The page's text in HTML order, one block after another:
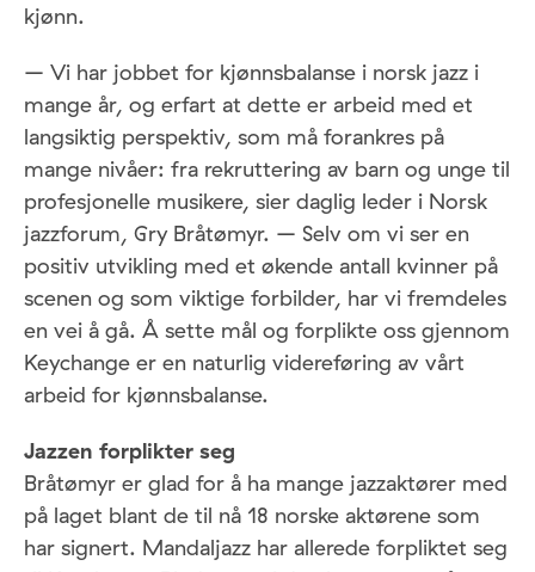
kjønn.
– Vi har jobbet for kjønnsbalanse i norsk jazz i
mange år, og erfart at dette er arbeid med et
langsiktig perspektiv, som må forankres på
mange nivåer: fra rekruttering av barn og unge til
profesjonelle musikere, sier daglig leder i Norsk
jazzforum, Gry Bråtømyr. – Selv om vi ser en
positiv utvikling med et økende antall kvinner på
scenen og som viktige forbilder, har vi fremdeles
en vei å gå. Å sette mål og forplikte oss gjennom
Keychange er en naturlig videreføring av vårt
arbeid for kjønnsbalanse.
Jazzen forplikter seg
Bråtømyr er glad for å ha mange jazzaktører med
på laget blant de til nå 18 norske aktørene som
har signert. Mandaljazz har allerede forpliktet seg